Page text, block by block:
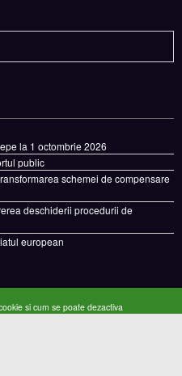
la 1 octombrie 2026
public
schemei de compensare
deschiderii procedurii de
european
si cum se poate dezactiva